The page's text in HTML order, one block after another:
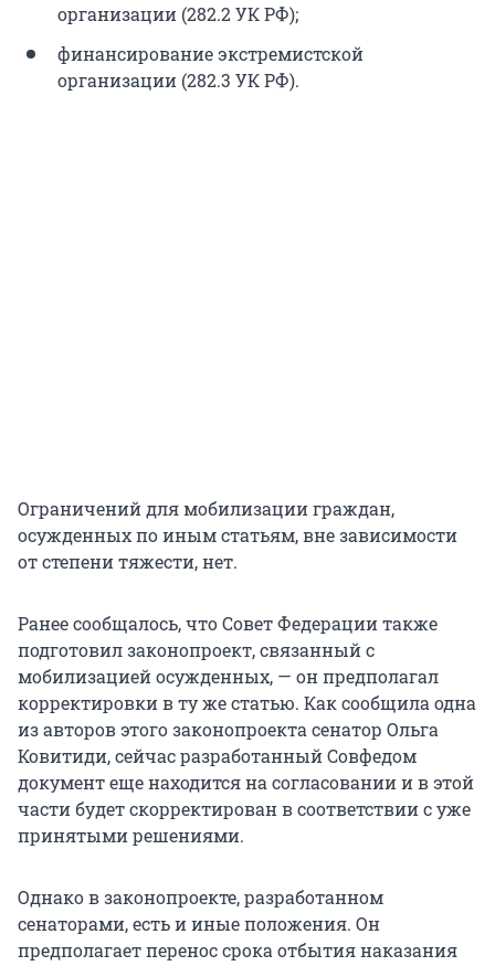
организации (282.2 УК РФ);
финансирование экстремистской
организации (282.3 УК РФ).
Ограничений для мобилизации граждан,
осужденных по иным статьям, вне зависимости
от степени тяжести, нет.
Ранее сообщалось, что Совет Федерации также
подготовил законопроект, связанный с
мобилизацией осужденных, — он предполагал
корректировки в ту же статью. Как сообщила одна
из авторов этого законопроекта сенатор Ольга
Ковитиди, сейчас разработанный Совфедом
документ еще находится на согласовании и в этой
части будет скорректирован в соответствии с уже
принятыми решениями.
Однако в законопроекте, разработанном
сенаторами, есть и иные положения. Он
предполагает перенос срока отбытия наказания